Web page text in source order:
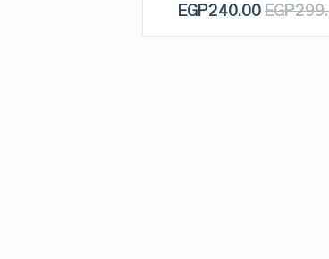
QUICK LOOK
EGP
EGP240.00